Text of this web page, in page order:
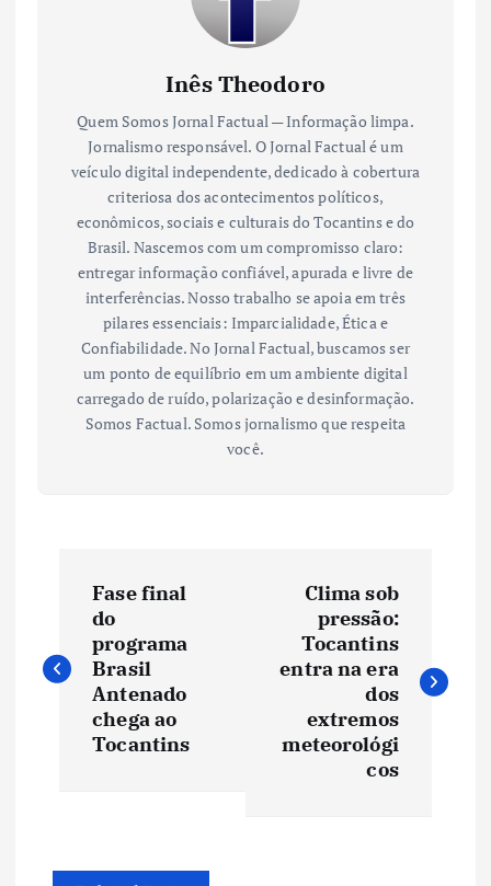
Inês Theodoro
Quem Somos Jornal Factual — Informação limpa.
Jornalismo responsável. O Jornal Factual é um
veículo digital independente, dedicado à cobertura
criteriosa dos acontecimentos políticos,
econômicos, sociais e culturais do Tocantins e do
Brasil. Nascemos com um compromisso claro:
entregar informação confiável, apurada e livre de
interferências. Nosso trabalho se apoia em três
pilares essenciais: Imparcialidade, Ética e
Confiabilidade. No Jornal Factual, buscamos ser
um ponto de equilíbrio em um ambiente digital
carregado de ruído, polarização e desinformação.
Somos Factual. Somos jornalismo que respeita
você.
v
Fase final
do
programa
Brasil
Antenado
chega ao
Tocantins
Clima sob
pressão:
Tocantins
entra na era
dos
extremos
meteorológi
cos